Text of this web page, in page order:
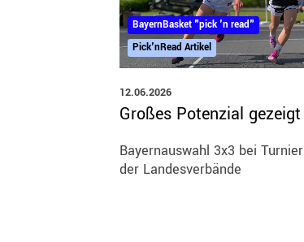
BayernBasket "pick 'n read"
Pick'nRead Artikel
12.06.2026
Großes Potenzial gezeigt
Bayernauswahl 3x3 bei Turnier
der Landesverbände